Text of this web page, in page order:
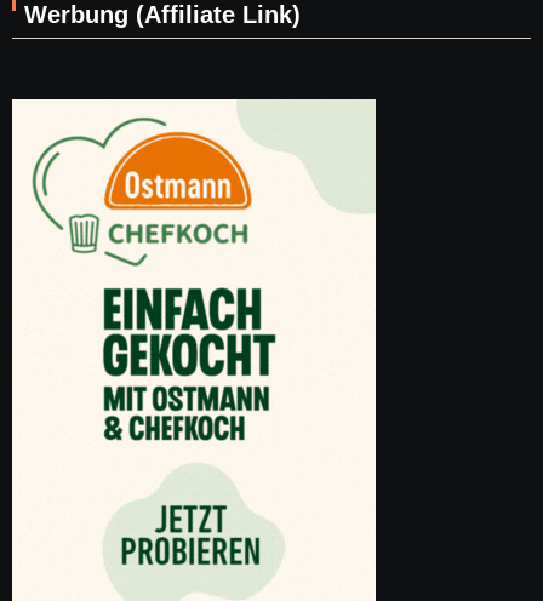
Werbung (Affiliate Link)